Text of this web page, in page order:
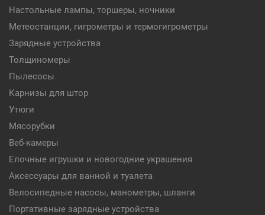
Настольные лампы, торшеры, ночники
Метеостанции, гигрометры и термогигрометры
Зарядные устройства
Толщиномеры
Пылесосы
Карнизы для штор
Утюги
Мясорубки
Веб-камеры
Елочные игрушки и новогодние украшения
Аксессуары для ванной и туалета
Велосипедные насосы, манометры, шланги
Портативные зарядные устройства